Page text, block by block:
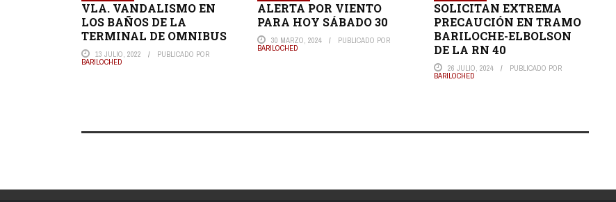
VLA. VANDALISMO EN
LOS BAÑOS DE LA
TERMINAL DE OMNIBUS
13 JULIO, 2022 PUBLICADO POR
BARILOCHED
ALERTA POR VIENTO
PARA HOY SÁBADO 30
30 MARZO, 2024 PUBLICADO POR
BARILOCHED
SOLICITAN EXTREMA
PRECAUCIÓN EN TRAMO
BARILOCHE-ELBOLSON
DE LA RN 40
26 JULIO, 2024 PUBLICADO POR
BARILOCHED